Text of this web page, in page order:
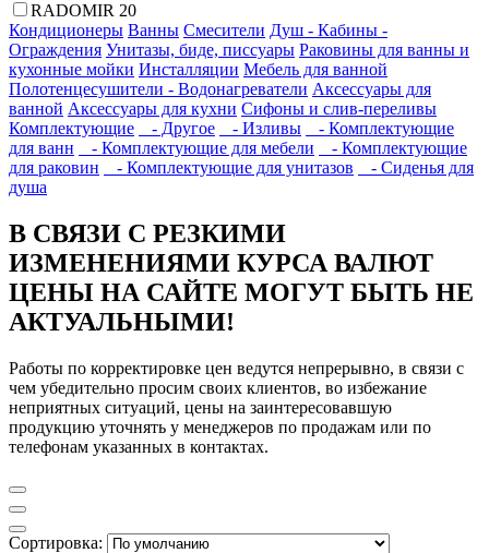
RADOMIR 20
Кондиционеры Ванны Смесители Душ - Кабины -
Ограждения Унитазы, биде, писсуары Раковины для ванны и
кухонные мойки Инсталляции Мебель для ванной
Полотенцесушители - Водонагреватели Аксессуары для
ванной Аксессуары для кухни Сифоны и слив-переливы
Комплектующие
- Другое - Изливы
- Комплектующие
для ванн
- Комплектующие для мебели
- Комплектующие
для раковин
- Комплектующие для унитазов
- Сиденья для
душа
В СВЯЗИ С РЕЗКИМИ
ИЗМЕНЕНИЯМИ КУРСА ВАЛЮТ
ЦЕНЫ НА САЙТЕ МОГУТ БЫТЬ НЕ
АКТУАЛЬНЫМИ!
Работы по корректировке цен ведутся непрерывно, в связи с
чем убедительно просим своих клиентов, во избежание
неприятных ситуаций, цены на заинтересовавшую
продукцию уточнять у менеджеров по продажам или по
телефонам указанных в контактах.
Сортировка: